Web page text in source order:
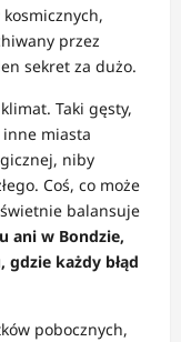
przez
sekret za dużo.
Taki gęsty,
miasta
niby
Coś, co może
balansuje
ani w Bondzie,
gdzie każdy błąd
pobocznych,